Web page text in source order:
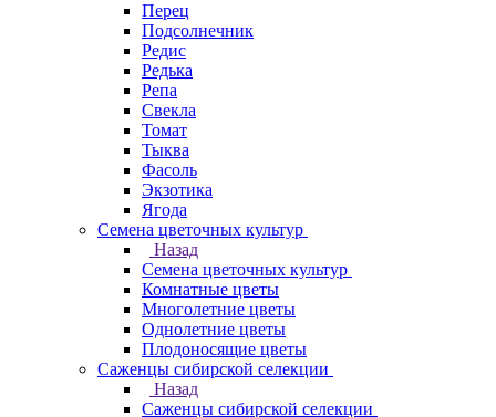
Перец
Подсолнечник
Редис
Редька
Репа
Свекла
Томат
Тыква
Фасоль
Экзотика
Ягода
Семена цветочных культур
Назад
Семена цветочных культур
Комнатные цветы
Многолетние цветы
Однолетние цветы
Плодоносящие цветы
Саженцы сибирской селекции
Назад
Саженцы сибирской селекции